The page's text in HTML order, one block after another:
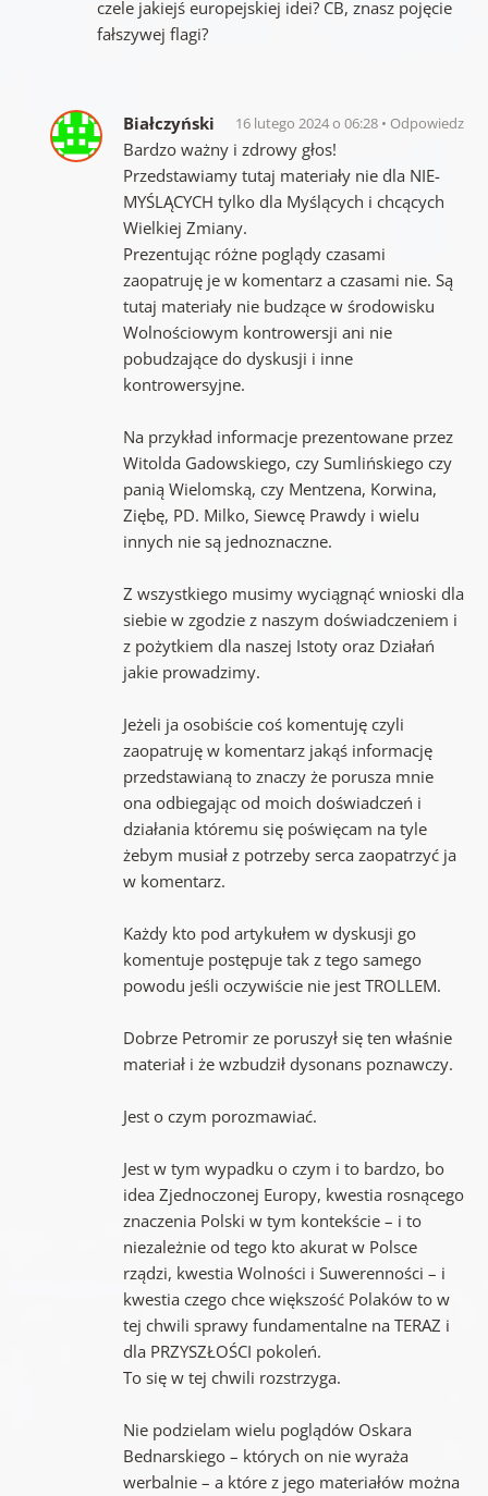
czele jakiejś europejskiej idei? CB, znasz pojęcie
fałszywej flagi?
Białczyński 16 lutego 2024 o 06:28 Odpowiedz
Bardzo ważny i zdrowy głos!
Przedstawiamy tutaj materiały nie dla NIE-
MYŚLĄCYCH tylko dla Myślących i chcących
Wielkiej Zmiany.
Prezentując różne poglądy czasami
zaopatruję je w komentarz a czasami nie. Są
tutaj materiały nie budzące w środowisku
Wolnościowym kontrowersji ani nie
pobudzające do dyskusji i inne
kontrowersyjne.
Na przykład informacje prezentowane przez
Witolda Gadowskiego, czy Sumlińskiego czy
panią Wielomską, czy Mentzena, Korwina,
Ziębę, PD. Milko, Siewcę Prawdy i wielu
innych nie są jednoznaczne.
Z wszystkiego musimy wyciągnąć wnioski dla
siebie w zgodzie z naszym doświadczeniem i
z pożytkiem dla naszej Istoty oraz Działań
jakie prowadzimy.
Jeżeli ja osobiście coś komentuję czyli
zaopatruję w komentarz jakąś informację
przedstawianą to znaczy że porusza mnie
ona odbiegając od moich doświadczeń i
działania któremu się poświęcam na tyle
żebym musiał z potrzeby serca zaopatrzyć ja
w komentarz.
Każdy kto pod artykułem w dyskusji go
komentuje postępuje tak z tego samego
powodu jeśli oczywiście nie jest TROLLEM.
Dobrze Petromir ze poruszył się ten właśnie
materiał i że wzbudził dysonans poznawczy.
Jest o czym porozmawiać.
Jest w tym wypadku o czym i to bardzo, bo
idea Zjednoczonej Europy, kwestia rosnącego
znaczenia Polski w tym kontekście – i to
niezależnie od tego kto akurat w Polsce
rządzi, kwestia Wolności i Suwerenności – i
kwestia czego chce większość Polaków to w
tej chwili sprawy fundamentalne na TERAZ i
dla PRZYSZŁOŚCI pokoleń.
To się w tej chwili rozstrzyga.
Nie podzielam wielu poglądów Oskara
Bednarskiego – których on nie wyraża
werbalnie – a które z jego materiałów można